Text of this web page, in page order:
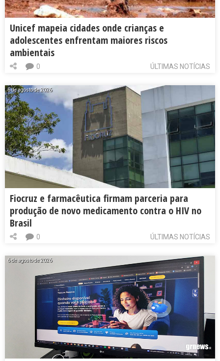
Unicef mapeia cidades onde crianças e
adolescentes enfrentam maiores riscos
ambientais
ÚLTIMAS NOTÍCIAS
0
6 de agosto de 2026
Fiocruz e farmacêutica firmam parceria para
produção de novo medicamento contra o HIV no
Brasil
ÚLTIMAS NOTÍCIAS
0
6 de agosto de 2026